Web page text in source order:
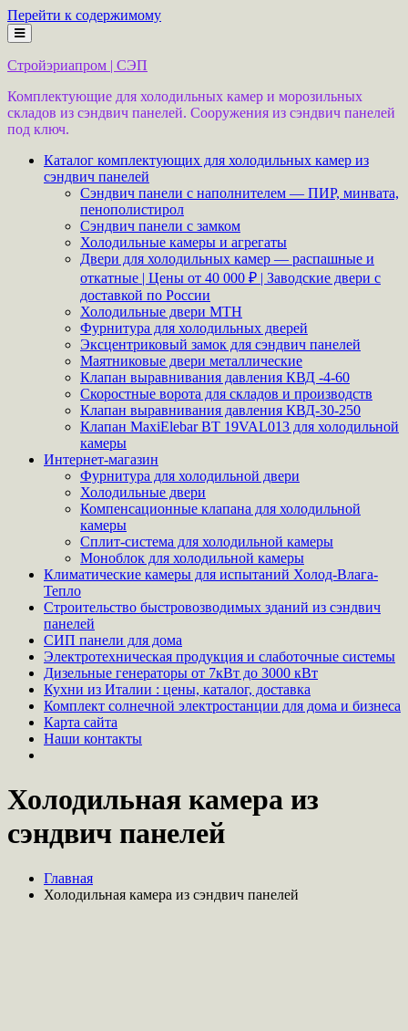
Перейти к содержимому
Стройэриапром | СЭП
Комплектующие для холодильных камер и морозильных
складов из сэндвич панелей. Сооружения из сэндвич панелей
под ключ.
Каталог комплектующих для холодильных камер из
сэндвич панелей
Сэндвич панели с наполнителем — ПИР, минвата,
пенополистирол
Сэндвич панели с замком
Холодильные камеры и агрегаты
Двери для холодильных камер — распашные и
откатные | Цены от 40 000 ₽ | Заводские двери с
доставкой по России
Холодильные двери MTH
Фурнитура для холодильных дверей
Эксцентриковый замок для сэндвич панелей
Маятниковые двери металлические
Клапан выравнивания давления КВД -4-60
Скоростные ворота для складов и производств
Клапан выравнивания давления КВД-30-250
Клапан MaxiElebar BT 19VAL013 для холодильной
камеры
Интернет-магазин
Фурнитура для холодильной двери
Холодильные двери
Компенсационные клапана для холодильной
камеры
Сплит-система для холодильной камеры
Моноблок для холодильной камеры
Климатические камеры для испытаний Холод-Влага-
Тепло
Строительство быстровозводимых зданий из сэндвич
панелей
СИП панели для дома
Электротехническая продукция и слаботочные системы
Дизельные генераторы от 7кВт до 3000 кВт
Кухни из Италии : цены, каталог, доставка
Комплект солнечной электростанции для дома и бизнеса
Карта сайта
Наши контакты
Холодильная камера из
сэндвич панелей
Главная
Холодильная камера из сэндвич панелей